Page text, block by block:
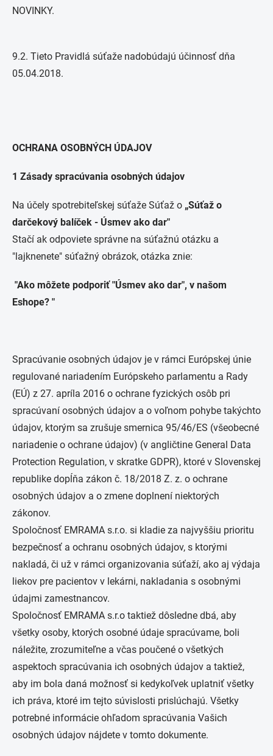
NOVINKY.
9.2. Tieto Pravidlá súťaže nadobúdajú účinnosť dňa
05.04.2018.
OCHRANA OSOBNÝCH ÚDAJOV
1 Zásady spracúvania osobných údajov
Na účely spotrebiteľskej súťaže Súťaž o „Súťaž o
darčekový balíček - Úsmev ako dar"
Stačí ak odpoviete správne na súťažnú otázku a
"lajknenete" súťažný obrázok, otázka znie:
"Ako môžete podporiť "Úsmev ako dar", v našom
Eshope? "
Spracúvanie osobných údajov je v rámci Európskej únie
regulované nariadením Európskeho parlamentu a Rady
(EÚ) z 27. apríla 2016 o ochrane fyzických osôb pri
spracúvaní osobných údajov a o voľnom pohybe takýchto
údajov, ktorým sa zrušuje smernica 95/46/ES (všeobecné
nariadenie o ochrane údajov) (v angličtine General Data
Protection Regulation, v skratke GDPR), ktoré v Slovenskej
republike dopĺňa zákon č. 18/2018 Z. z. o ochrane
osobných údajov a o zmene doplnení niektorých
zákonov.
Spoločnosť EMRAMA s.r.o. si kladie za najvyššiu prioritu
bezpečnosť a ochranu osobných údajov, s ktorými
nakladá, či už v rámci organizovania súťaží, ako aj výdaja
liekov pre pacientov v lekárni, nakladania s osobnými
údajmi zamestnancov.
Spoločnosť EMRAMA s.r.o taktiež dôsledne dbá, aby
všetky osoby, ktorých osobné údaje spracúvame, boli
náležite, zrozumiteľne a včas poučené o všetkých
aspektoch spracúvania ich osobných údajov a taktiež,
aby im bola daná možnosť si kedykoľvek uplatniť všetky
ich práva, ktoré im tejto súvislosti prislúchajú. Všetky
potrebné informácie ohľadom spracúvania Vašich
osobných údajov nájdete v tomto dokumente.